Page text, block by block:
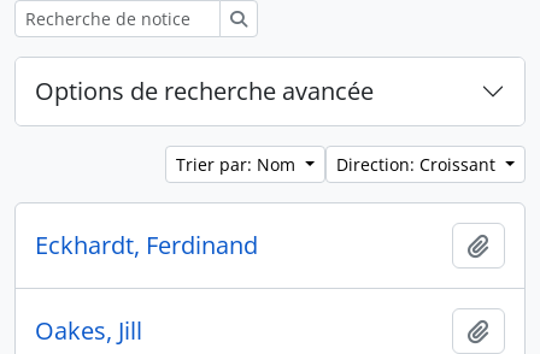
Options de recherche avancée
Trier par: Nom Direction: Croissant
Eckhardt, Ferdinand
Oakes, Jill